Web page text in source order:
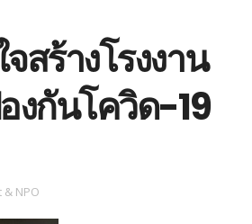
สร้างโรงงาน
งกันโควิด-19
NPO